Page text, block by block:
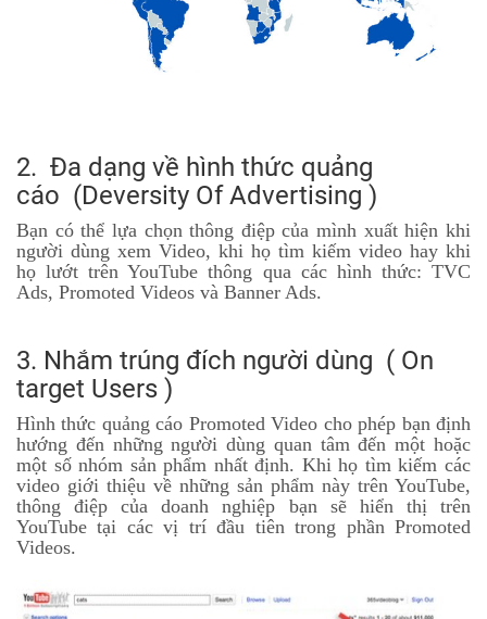
2. Đa dạng về hình thức quảng
cáo (Deversity Of Advertising )
Bạn có thể lựa chọn thông điệp của mình xuất hiện khi
người dùng xem Video, khi họ tìm kiếm video hay khi
họ lướt trên YouTube thông qua các hình thức: TVC
Ads, Promoted Videos và Banner Ads.
3. Nhắm trúng đích người dùng ( On
target Users )
Hình thức quảng cáo Promoted Video cho phép bạn định
hướng đến những người dùng quan tâm đến một hoặc
một số nhóm sản phẩm nhất định. Khi họ tìm kiếm các
video giới thiệu về những sản phẩm này trên YouTube,
thông điệp của doanh nghiệp bạn sẽ hiển thị trên
YouTube tại các vị trí đầu tiên trong phần Promoted
Videos.